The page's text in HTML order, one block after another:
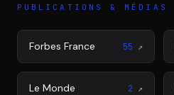
PUBLICATIONS & MÉDIAS
Forbes France 55 ↗
Le Monde 2 ↗